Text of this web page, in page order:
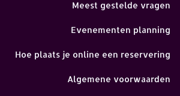
Meest gestelde vragen
Evenementen planning
Hoe plaats je online een reservering
Algemene voorwaarden